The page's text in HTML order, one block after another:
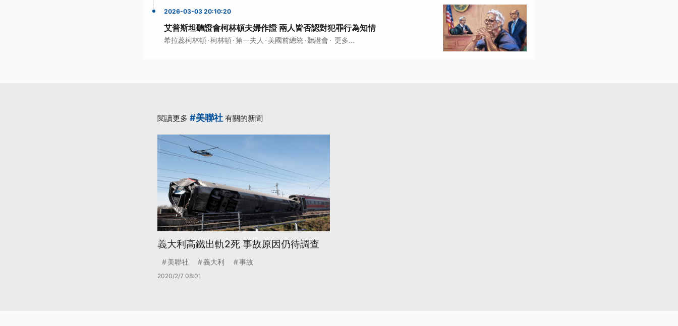
2026-03-03 20:10:20
艾普斯坦聽證會柯林頓夫婦作證 兩人皆否認對犯罪行為知情
希拉蕊柯林頓·柯林頓·第一夫人 · 美國前總統·聽證會 · 更多...
閱讀更多 #美聯社 有關的新聞
義大利高鐵出軌2死 事故原因仍待調查
美聯社 義大利 事故
2020/2/7 08:01